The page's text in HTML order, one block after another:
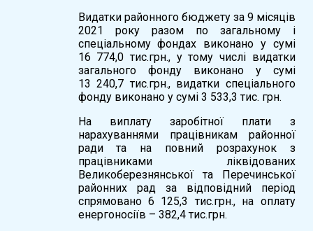
Видатки районного бюджету за 9 місяців
2021 року разом по загальному і
спеціальному фондах виконано у сумі
16 774,0 тис.грн., у тому числі видатки
загального фонду виконано у сумі
13 240,7 тис.грн., видатки спеціального
фонду виконано у сумі 3 533,3 тис. грн.
На виплату заробітної плати з
нарахуваннями працівникам районної
ради та на повний розрахунок з
працівниками ліквідованих
Великоберезнянської та Перечинської
районних рад за відповідний період
спрямовано 6 125,3 тис.грн., на оплату
енергоносіїв – 382,4 тис.грн.